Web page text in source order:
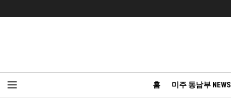
홈 미주 동남부 NEWS